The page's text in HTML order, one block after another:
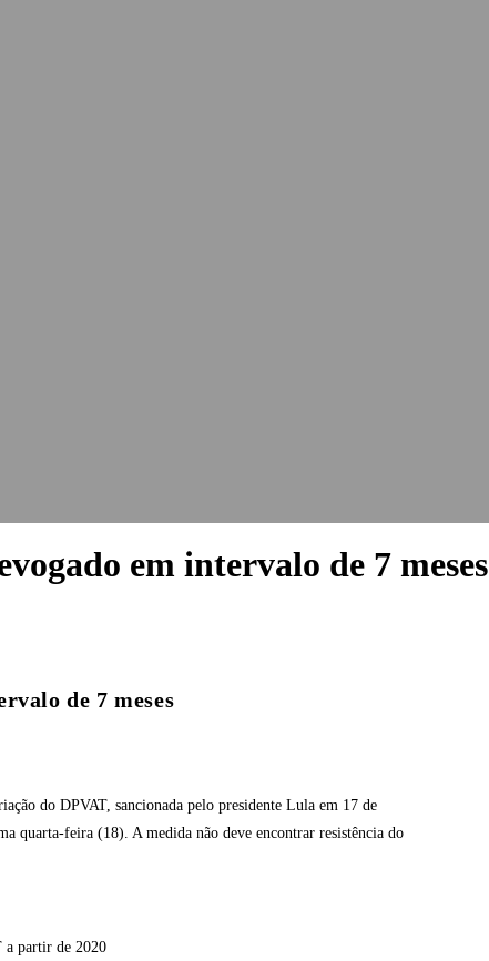
em intervalo de 7 meses
de 7 meses
do DPVAT, sancionada pelo presidente Lula em 17 de
quarta-feira (18). A medida não deve encontrar resistência do
a partir de 2020